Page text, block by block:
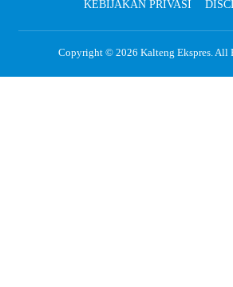
KEBIJAKAN PRIVASI
Copyright © 2026 Kalteng Ekspres. All